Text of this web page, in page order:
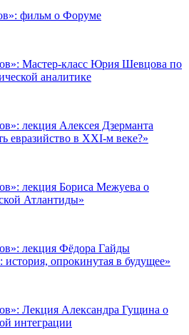
фильм о Форуме
Мастер-класс Юрия Шевцова по
аналитике
лекция Алексея Дзерманта
евразийство в XXI-м веке?»
лекция Бориса Межуева о
Атлантиды»
лекция Фёдора Гайды
история, опрокинутая в будущее»
Лекция Александра Гущина о
интеграции